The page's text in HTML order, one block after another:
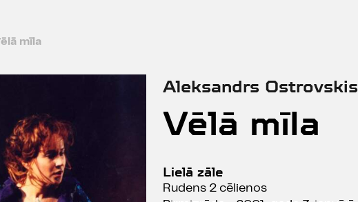
mīla
Aleksandrs Ostrovskis
Vēlā mīla
Lielā zāle
Rudens 2 cēlienos